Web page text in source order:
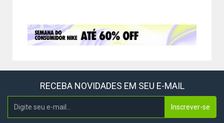
RECEBA NOVIDADES EM SEU E-MAIL
Inscrever-se